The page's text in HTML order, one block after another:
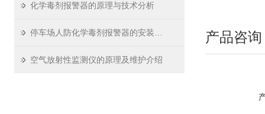
化学毒剂报警器的原理与技术分析
空气放射性监测仪的原理及维护介绍
产品咨询